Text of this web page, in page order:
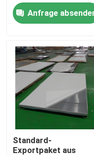
Qualitätskontrolle
Treten Sie mit uns
Fordern Sie ein Zitat
Aluminiumblatt-
Edelstahlblech-Platte
Anfrage
Standard-
Exportpaket aus